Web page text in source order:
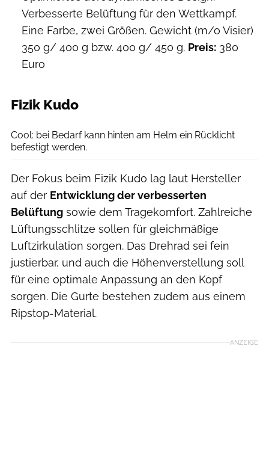
Verbesserte Belüftung für den Wettkampf.
Eine Farbe, zwei Größen. Gewicht (m/o Visier)
350 g/ 400 g bzw. 400 g/ 450 g. Preis: 380
Euro
Fizik Kudo
Cool: bei Bedarf kann hinten am Helm ein Rücklicht
befestigt werden.
Der Fokus beim Fizik Kudo lag laut Hersteller
auf der Entwicklung der verbesserten
Belüftung sowie dem Tragekomfort. Zahlreiche
Lüftungsschlitze sollen für gleichmäßige
Luftzirkulation sorgen. Das Drehrad sei fein
justierbar, und auch die Höhenverstellung soll
für eine optimale Anpassung an den Kopf
sorgen. Die Gurte bestehen zudem aus einem
Ripstop-Material.
ANZEIGE